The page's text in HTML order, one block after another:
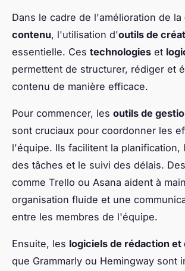
Dans le cadre de l'amélioration de la
contenu, l'utilisation d'outils de
essentielle. Ces technologies et
permettent de structurer, rédiger et
contenu de manière efficace.
Pour commencer, les outils de
sont cruciaux pour coordonner les
l'équipe. Ils facilitent la planification,
des tâches et le suivi des délais.
comme Trello ou Asana aident à
organisation fluide et une
entre les membres de l'équipe.
Ensuite, les logiciels de rédaction
que Grammarly ou Hemingway sont